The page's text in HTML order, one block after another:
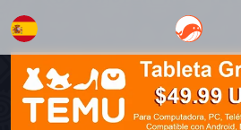
Español